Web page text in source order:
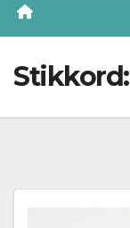
Stikkord: